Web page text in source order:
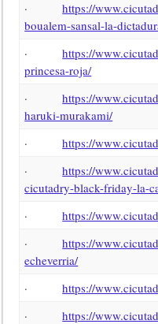
·https://
boualem-sansal-la-
·https://
princesa-roja/
·https://
haruki-murakami/
·https://
·https://
cicutadry-black-friday-la-
·https://
·https://
echeverria/
·https://
·https://